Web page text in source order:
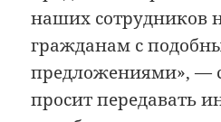
наших сотрудников
гражданам с
предложениями», —
просит передавать